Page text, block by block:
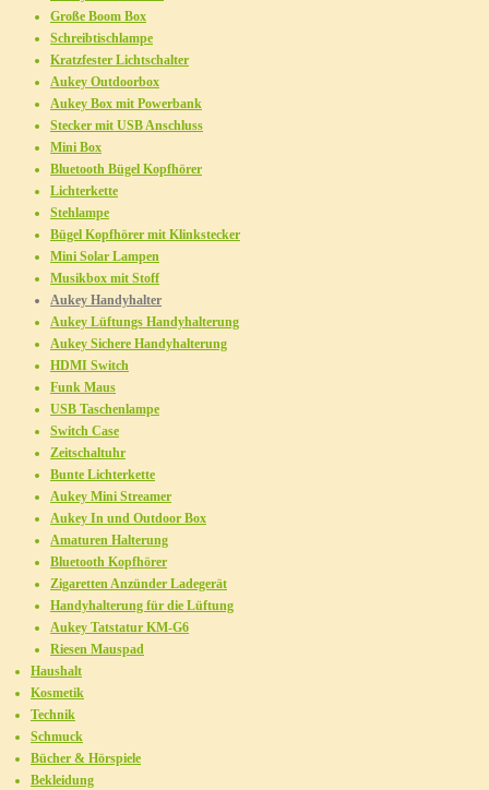
Große Boom Box
Schreibtischlampe
Kratzfester Lichtschalter
Aukey Outdoorbox
Aukey Box mit Powerbank
Stecker mit USB Anschluss
Mini Box
Bluetooth Bügel Kopfhörer
Lichterkette
Stehlampe
Bügel Kopfhörer mit Klinkstecker
Mini Solar Lampen
Musikbox mit Stoff
Aukey Handyhalter
Aukey Lüftungs Handyhalterung
Aukey Sichere Handyhalterung
HDMI Switch
Funk Maus
USB Taschenlampe
Switch Case
Zeitschaltuhr
Bunte Lichterkette
Aukey Mini Streamer
Aukey In und Outdoor Box
Amaturen Halterung
Bluetooth Kopfhörer
Zigaretten Anzünder Ladegerät
Handyhalterung für die Lüftung
Aukey Tatstatur KM-G6
Riesen Mauspad
Haushalt
Kosmetik
Technik
Schmuck
Bücher & Hörspiele
Bekleidung